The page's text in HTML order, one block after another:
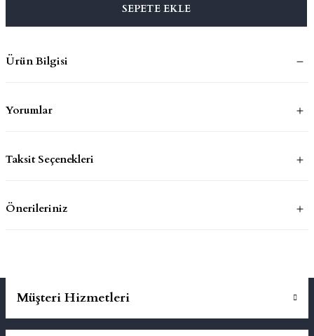
SEPETE EKLE
Ürün Bilgisi
Yorumlar
Taksit Seçenekleri
Önerileriniz
Müşteri Hizmetleri